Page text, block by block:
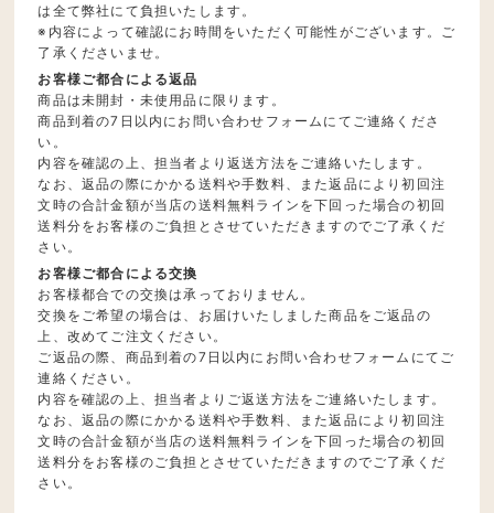
は全て弊社にて負担いたします。
※内容によって確認にお時間をいただく可能性がございます。ご
了承くださいませ。
お客様ご都合による返品
商品は未開封・未使用品に限ります。
商品到着の7日以内にお問い合わせフォームにてご連絡くださ
い。
内容を確認の上、担当者より返送方法をご連絡いたします。
なお、返品の際にかかる送料や手数料、また返品により初回注
文時の合計金額が当店の送料無料ラインを下回った場合の初回
送料分をお客様のご負担とさせていただきますのでご了承くだ
さい。
お客様ご都合による交換
お客様都合での交換は承っておりません。
交換をご希望の場合は、お届けいたしました商品をご返品の
上、改めてご注文ください。
ご返品の際、商品到着の7日以内にお問い合わせフォームにてご
連絡ください。
内容を確認の上、担当者よりご返送方法をご連絡いたします。
なお、返品の際にかかる送料や手数料、また返品により初回注
文時の合計金額が当店の送料無料ラインを下回った場合の初回
送料分をお客様のご負担とさせていただきますのでご了承くだ
さい。